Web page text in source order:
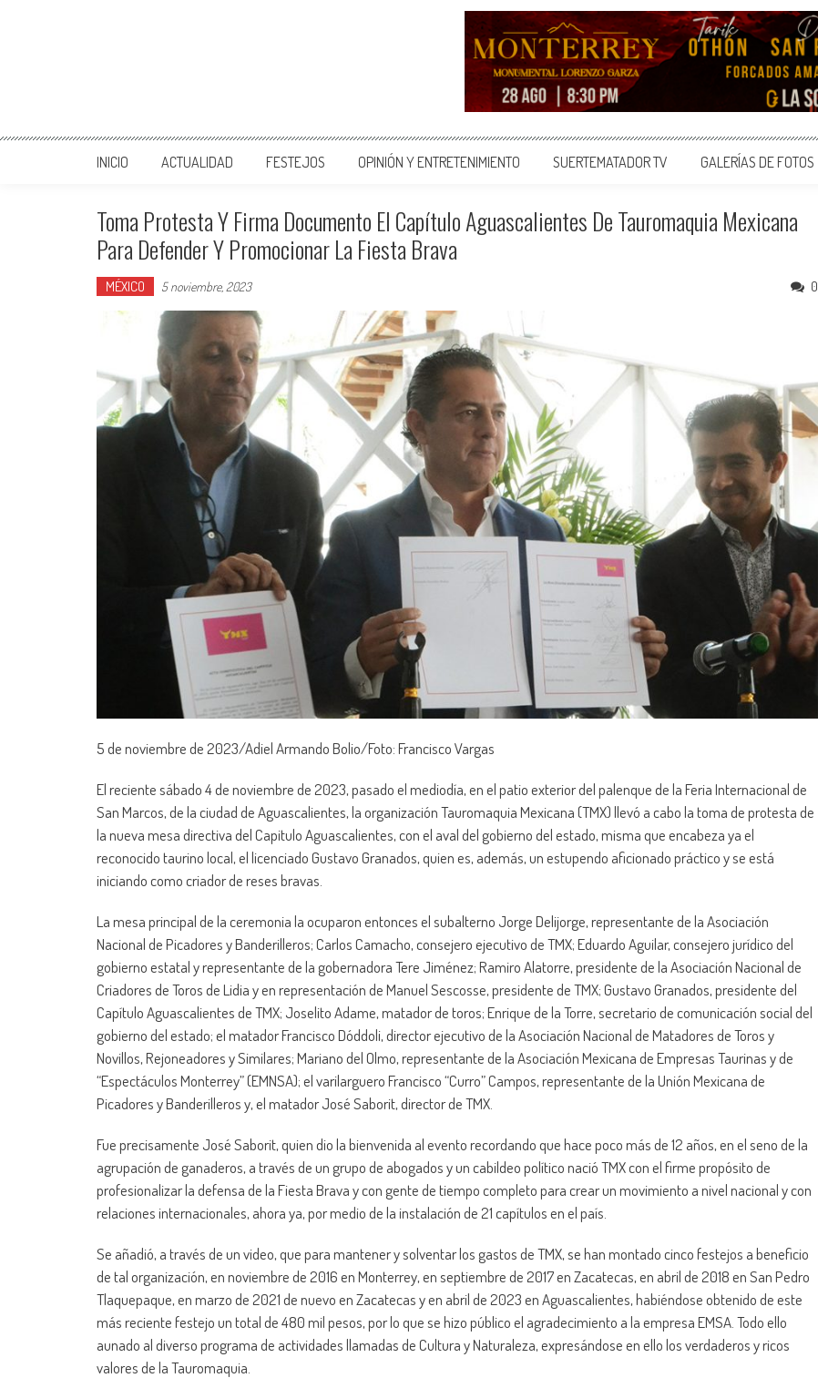
INICIO ACTUALIDAD FESTEJOS OPINIÓN Y ENTRETENIMIENTO SUERTEMATADOR TV GALERÍAS DE FOTOS
Toma Protesta Y Firma Documento El Capítulo Aguascalientes De Tauromaquia Mexicana
Para Defender Y Promocionar La Fiesta Brava
MÉXICO 5 noviembre, 2023 0
5 de noviembre de 2023/Adiel Armando Bolio/Foto: Francisco Vargas
El reciente sábado 4 de noviembre de 2023, pasado el mediodía, en el patio exterior del palenque de la Feria Internacional de
San Marcos, de la ciudad de Aguascalientes, la organización Tauromaquia Mexicana (TMX) llevó a cabo la toma de protesta de
la nueva mesa directiva del Capitulo Aguascalientes, con el aval del gobierno del estado, misma que encabeza ya el
reconocido taurino local, el licenciado Gustavo Granados, quien es, además, un estupendo aficionado práctico y se está
iniciando como criador de reses bravas.
La mesa principal de la ceremonia la ocuparon entonces el subalterno Jorge Delijorge, representante de la Asociación
Nacional de Picadores y Banderilleros; Carlos Camacho, consejero ejecutivo de TMX; Eduardo Aguilar, consejero jurídico del
gobierno estatal y representante de la gobernadora Tere Jiménez; Ramiro Alatorre, presidente de la Asociación Nacional de
Criadores de Toros de Lidia y en representación de Manuel Sescosse, presidente de TMX; Gustavo Granados, presidente del
Capítulo Aguascalientes de TMX; Joselito Adame, matador de toros; Enrique de la Torre, secretario de comunicación social del
gobierno del estado; el matador Francisco Dóddoli, director ejecutivo de la Asociación Nacional de Matadores de Toros y
Novillos, Rejoneadores y Similares; Mariano del Olmo, representante de la Asociación Mexicana de Empresas Taurinas y de
“Espectáculos Monterrey” (EMNSA); el varilarguero Francisco “Curro” Campos, representante de la Unión Mexicana de
Picadores y Banderilleros y, el matador José Saborit, director de TMX.
Fue precisamente José Saborit, quien dio la bienvenida al evento recordando que hace poco más de 12 años, en el seno de la
agrupación de ganaderos, a través de un grupo de abogados y un cabildeo político nació TMX con el firme propósito de
profesionalizar la defensa de la Fiesta Brava y con gente de tiempo completo para crear un movimiento a nivel nacional y con
relaciones internacionales, ahora ya, por medio de la instalación de 21 capítulos en el país.
Se añadió, a través de un video, que para mantener y solventar los gastos de TMX, se han montado cinco festejos a beneficio
de tal organización, en noviembre de 2016 en Monterrey, en septiembre de 2017 en Zacatecas, en abril de 2018 en San Pedro
Tlaquepaque, en marzo de 2021 de nuevo en Zacatecas y en abril de 2023 en Aguascalientes, habiéndose obtenido de este
más reciente festejo un total de 480 mil pesos, por lo que se hizo público el agradecimiento a la empresa EMSA. Todo ello
aunado al diverso programa de actividades llamadas de Cultura y Naturaleza, expresándose en ello los verdaderos y ricos
valores de la Tauromaquia.